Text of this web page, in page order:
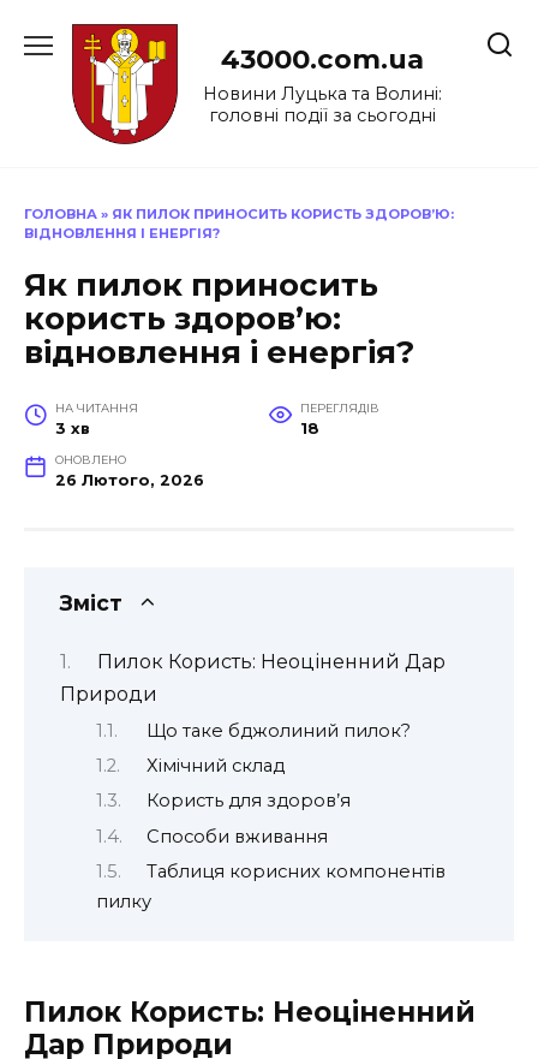
до
43000.com.ua
Новини Луцька та Волині:
головні події за сьогодні
ГОЛОВНА » ЯК ПИЛОК ПРИНОСИТЬ КОРИСТЬ ЗДОРОВ’Ю:
ВІДНОВЛЕННЯ І ЕНЕРГІЯ?
Як пилок приносить
користь здоров’ю:
відновлення і енергія?
НА ЧИТАННЯ
3 хв
ПЕРЕГЛЯДІВ
18
ОНОВЛЕНО
26 Лютого, 2026
Зміст
Пилок Користь: Неоціненний Дар
Природи
Що таке бджолиний пилок?
Хімічний склад
Користь для здоров’я
Способи вживання
Таблиця корисних компонентів
пилку
Пилок Користь: Неоціненний
Дар Природи